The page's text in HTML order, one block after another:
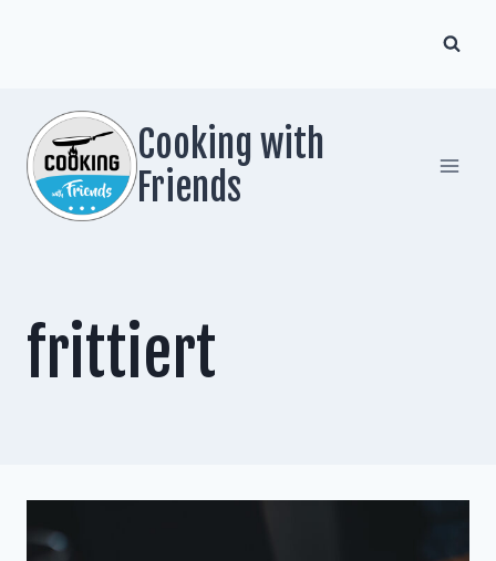
Cooking with
Friends
frittiert